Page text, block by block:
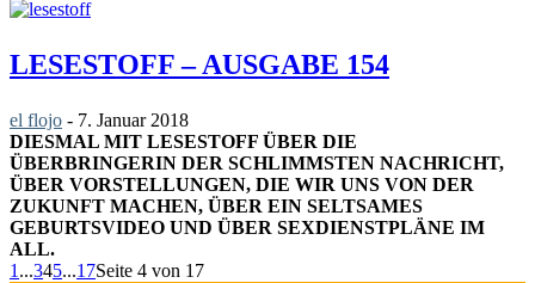
LESESTOFF – AUSGABE 154
el flojo - 7. Januar 2018
DIESMAL MIT LESESTOFF ÜBER DIE
ÜBERBRINGERIN DER SCHLIMMSTEN NACHRICHT,
ÜBER VORSTELLUNGEN, DIE WIR UNS VON DER
ZUKUNFT MACHEN, ÜBER EIN SELTSAMES
GEBURTSVIDEO UND ÜBER SEXDIENSTPLÄNE IM
ALL.
1 ...345...17Seite 4 von 17